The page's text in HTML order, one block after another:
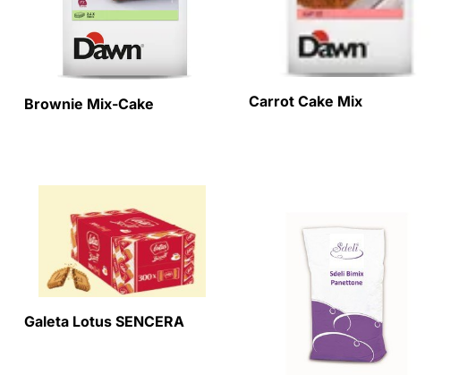
Brownie Mix-Cake Carrot Cake Mix
Galeta Lotus SENCERA